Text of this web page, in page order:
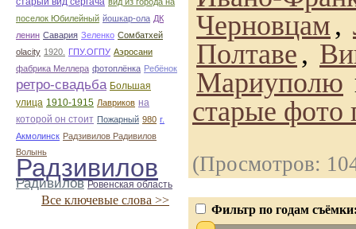
поселок Юбилейный йошкар-ола ДК
ленин Савария Зеленко Сомбатхей
olacity 1920. ГПУ.ОГПУ Аэросани
фабрика Меллера фотоплёнка Ребёнок
ретро-свадьба Большая
улица 1910-1915 Лавриков на
которой он стоит Пожарный 980 г.
Акмолинск Радзивилов Радивилов
Волынь
Радзивилов
Радивилов Ровенская область
Все ключевые слова >>
Черновцам ,
Полтаве ,
Мариуполю
старые фото
(Просмотров:
Фильтр по годам